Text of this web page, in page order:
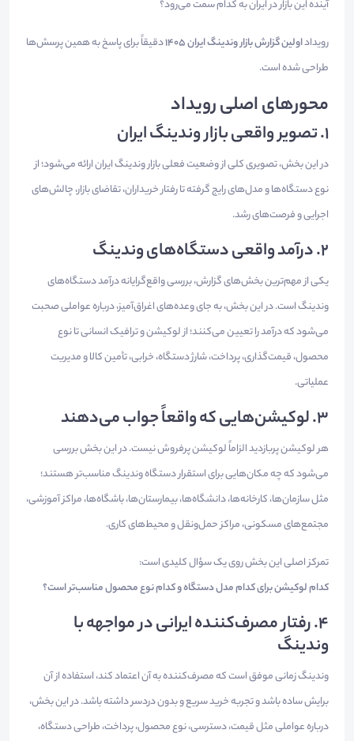
آینده این بازار در ایران به کدام سمت می‌رود؟
رویداداولین گزارش بازار وندینگ ایران ۱۴۰۵
دقیقاً برای پاسخ به همین پرسش‌ها
طراحی شده است.
محورهای اصلی رویداد
۱. تصویر واقعی بازار وندینگ ایران
در این بخش، تصویری کلی از وضعیت فعلی بازار وندینگ ایران ارائه می‌شود؛ از
نوع دستگاه‌ها و مدل‌های رایج گرفته تا رفتار خریداران، تقاضای بازار، چالش‌های
اجرایی و فرصت‌های رشد.
۲. درآمد واقعی دستگاه‌های وندینگ
یکی از مهم‌ترین بخش‌های گزارش، بررسی واقع‌گرایانه درآمد دستگاه‌های
وندینگ است. در این بخش، به جای وعده‌های اغراق‌آمیز، درباره عواملی صحبت
می‌شود که درآمد را تعیین می‌کنند؛ از لوکیشن و ترافیک انسانی تا نوع
محصول، قیمت‌گذاری، پرداخت، شارژ دستگاه، خرابی، تأمین کالا و مدیریت
عملیاتی.
۳. لوکیشن‌هایی که واقعاً جواب می‌دهند
هر لوکیشن پربازدید الزاماً لوکیشن پرفروش نیست. در این بخش بررسی
می‌شود که چه مکان‌هایی برای استقرار دستگاه وندینگ مناسب‌تر هستند؛
مثل سازمان‌ها، کارخانه‌ها، دانشگاه‌ها، بیمارستان‌ها، باشگاه‌ها، مراکز آموزشی،
مجتمع‌های مسکونی، مراکز حمل‌ونقل و محیط‌های کاری.
تمرکز اصلی این بخش روی یک سؤال کلیدی است:
کدام لوکیشن برای کدام مدل دستگاه و کدام نوع محصول مناسب‌تر است؟
۴. رفتار مصرف‌کننده ایرانی در مواجهه با
وندینگ
وندینگ زمانی موفق است که مصرف‌کننده به آن اعتماد کند، استفاده از آن
برایش ساده باشد و تجربه خرید سریع و بدون دردسر داشته باشد. در این بخش،
درباره عواملی مثل قیمت، دسترسی، نوع محصول، پرداخت، طراحی دستگاه،